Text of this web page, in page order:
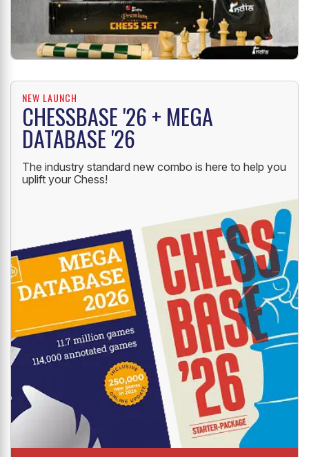
NEW LAUNCH
CHESSBASE '26 + MEGA
DATABASE '26
The industry standard new combo is here to help you
uplift your Chess!